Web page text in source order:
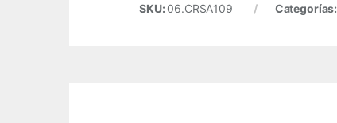
SKU: 06.CRSA109 Categorías: